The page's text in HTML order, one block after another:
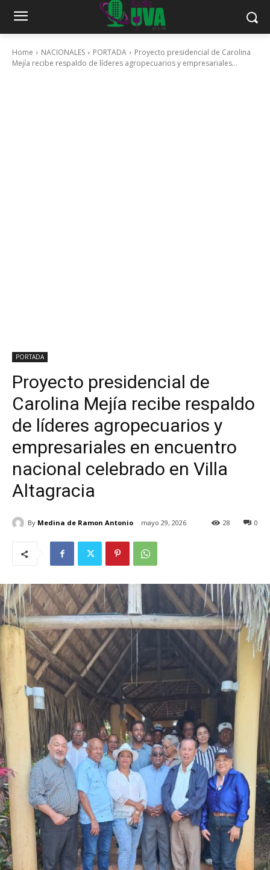
Home NACIONALES PORTADA
Proyecto presidencial de Carolina
Mejía recibe respaldo de líderes agropecuarios y empresariales...
PORTADA
Proyecto presidencial de
Carolina Mejía recibe respaldo
de líderes agropecuarios y
empresariales en encuentro
nacional celebrado en Villa
Altagracia
By Medina de Ramon Antonio mayo 29, 2026 0
28